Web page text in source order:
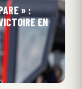
» :
EN